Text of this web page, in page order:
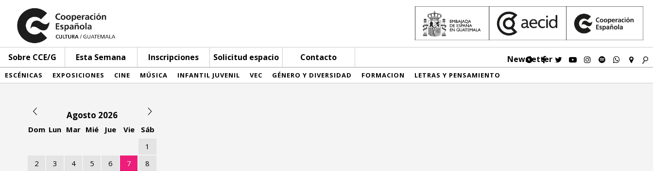
Sobre CCE/G Esta Semana Inscripciones Solicitud espacio Contacto Newsletter
ESCÉNICAS EXPOSICIONES CINE MÚSICA INFANTIL JUVENIL VEC GÉNERO Y DIVERSIDAD FORMACION LETRAS Y PENSAMIENTO
Agosto 2026
Dom Lun Mar Mié Jue Vie
Sáb
1
2
3 4 5 6 7
8